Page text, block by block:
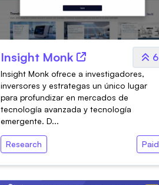
Insight Monk 6
Insight Monk ofrece a investigadores,
inversores y estrategas un único lugar
para profundizar en mercados de
tecnología avanzada y tecnología
emergente. D...
Research Paid